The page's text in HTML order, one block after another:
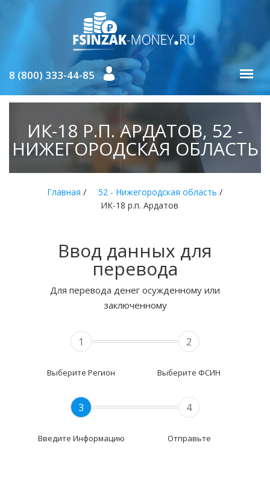
8 (800) 333-44-85
ИК-18 Р.П. АРДАТОВ, 52 -
НИЖЕГОРОДСКАЯ ОБЛАСТЬ
Главная / 52 - Нижегородская область /
ИК-18 р.п. Ардатов
Ввод данных для
перевода
Для перевода денег осужденному или
заключенному
1
Выберите Регион
2
Выберите ФСИН
3
Введите Информацию
4
Отправьте